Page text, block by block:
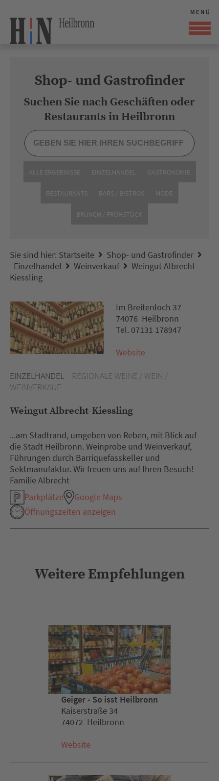
Shop- und Gastrofinder
Suchen Sie nach Geschäften oder
Restaurants in Heilbronn
ALLE ERGEBNISSE EINZELHANDEL GASTRONOMIE
RESTAURANTS BARS / BISTROS MODE
BRUNCH / FRÜHSTÜCK
Sie sind hier: Startseite
Shop- und Gastrofinder
Einzelhandel
Weinverkauf
Weingut Albrecht-
Kiessling
EINZELHANDEL
REGIONALE WEINE / WEIN /
WEINVERKAUF
Weingut Albrecht-Kiessling
...am Stadtrand, umgeben von Reben, mit Blick auf
die Stadt Heilbronn. Weinprobe und Weinverkauf,
Führungen durch Barriquefasskeller und
Sektmanufaktur. Wir freuen uns auf Ihren Besuch!
Familie Albrecht
Parkplätze
Google Maps
Öffnungszeiten anzeigen
Im Breitenloch 37
74076 Heilbronn
Tel. 07131 178947
Website
Weitere Empfehlungen
Geiger - So isst Heilbronn
Kaiserstraße 34
74072 Heilbronn
Website